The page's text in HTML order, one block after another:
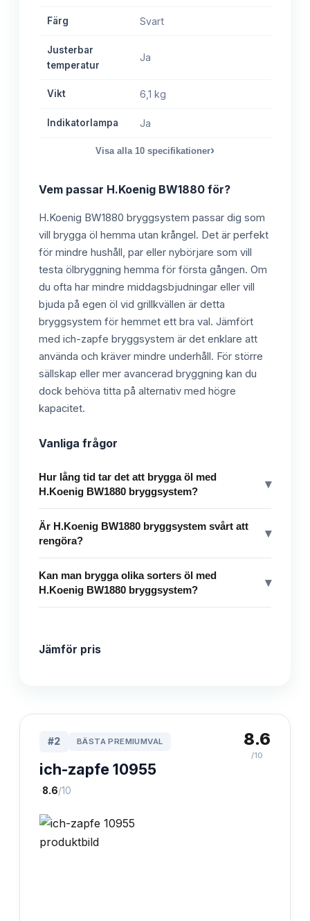
Färg Svart
Justerbar
temperatur
Ja
Vikt 6,1 kg
Indikatorlampa Ja
Visa alla 10 specifikationer›
Vem passar H.Koenig BW1880 för?
H.Koenig BW1880 bryggsystem passar dig som
vill brygga öl hemma utan krångel. Det är perfekt
för mindre hushåll, par eller nybörjare som vill
testa ölbryggning hemma för första gången. Om
du ofta har mindre middagsbjudningar eller vill
bjuda på egen öl vid grillkvällen är detta
bryggsystem för hemmet ett bra val. Jämfört
med ich-zapfe bryggsystem är det enklare att
använda och kräver mindre underhåll. För större
sällskap eller mer avancerad bryggning kan du
dock behöva titta på alternativ med högre
kapacitet.
Vanliga frågor
Hur lång tid tar det att brygga öl med
H.Koenig BW1880 bryggsystem?
▾
Är H.Koenig BW1880 bryggsystem svårt att
rengöra?
▾
Kan man brygga olika sorters öl med
H.Koenig BW1880 bryggsystem?
▾
Jämför pris
#2 BÄSTA PREMIUMVAL
ich-zapfe 10955
·8.6/10
8.6
/10